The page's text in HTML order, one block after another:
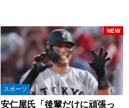
スポーツ
安仁屋氏「後輩だけに頑張っ
NEW